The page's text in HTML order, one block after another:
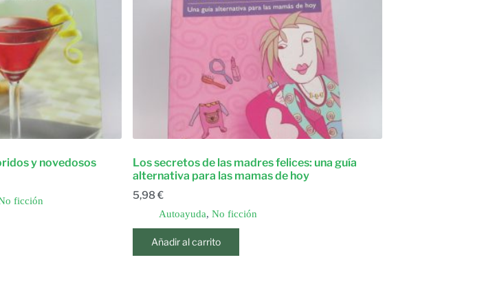
y novedosos
ficción
Los secretos de las madres felices: una guía
alternativa para las mamas de hoy
5,98€
Autoayuda, No ficción
Añadir al carrito